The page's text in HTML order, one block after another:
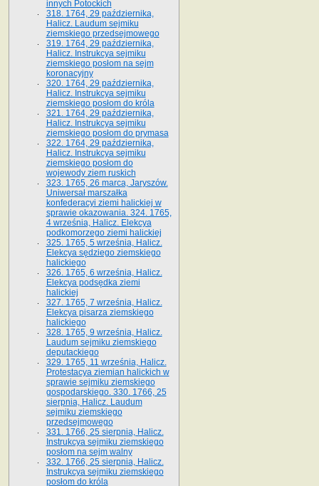
innych Potockich
318. 1764, 29 października,
Halicz. Laudum sejmiku
ziemskiego przedsejmowego
319. 1764, 29 października,
Halicz. Instrukcya sejmiku
ziemskiego posłom na sejm
koronacyjny
320. 1764, 29 października,
Halicz. Instrukcya sejmiku
ziemskiego posłom do króla
321. 1764, 29 października,
Halicz. Instrukcya sejmiku
ziemskiego posłom do prymasa
322. 1764, 29 października,
Halicz. Instrukcya sejmiku
ziemskiego posłom do
wojewody ziem ruskich
323. 1765, 26 marca, Jaryszów.
Uniwersał marszałka
konfederacyi ziemi halickiej w
sprawie okazowania. 324. 1765,
4 września, Halicz. Elekcya
podkomorzego ziemi halickiej
325. 1765, 5 września, Halicz.
Elekcya sędziego ziemskiego
halickiego
326. 1765, 6 września, Halicz.
Elekcya podsędka ziemi
halickiej
327. 1765, 7 września, Halicz.
Elekcya pisarza ziemskiego
halickiego
328. 1765, 9 września, Halicz.
Laudum sejmiku ziemskiego
deputackiego
329. 1765, 11 września, Halicz.
Protestacya ziemian halickich w
sprawie sejmiku ziemskiego
gospodarskiego. 330. 1766, 25
sierpnia, Halicz. Laudum
sejmiku ziemskiego
przedsejmowego
331. 1766, 25 sierpnia, Halicz.
Instrukcya sejmiku ziemskiego
posłom na sejm walny
332. 1766, 25 sierpnia, Halicz.
Instrukcya sejmiku ziemskiego
posłom do króla